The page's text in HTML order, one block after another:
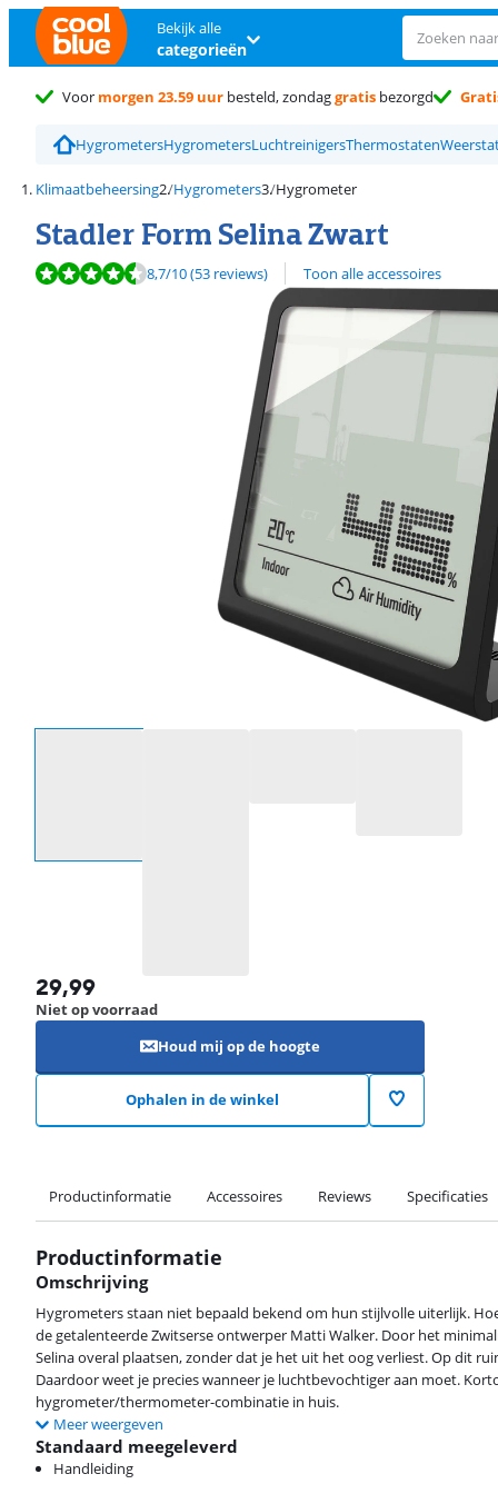
Bekijk alle
categorieën
Voor morgen 23.59 uur besteld, zondaggratis bezorgd
HygrometersHygrometersLuchtreinigersThermostaten
Klimaatbeheersing Hygrometers Hygrometer
Stadler Form Selina Zwart
Beoordeling is 8,7 van de 10, gebaseerd op 53 reviews.
8,7/10(53 reviews) Toon alle accessoires
29,99
Niet op voorraad
Houd mij op de hoogte
Ophalen in de winkel
Productinformatie Accessoires Reviews Specificaties
Productinformatie
Omschrijving
Hygrometers staan niet bepaald bekend om hun stijlvolle uiterlijk.
de getalenteerde Zwitserse ontwerper Matti Walker. Door het
Selina overal plaatsen, zonder dat je het uit het oog verliest. Op dit
Daardoor weet je precies wanneer je luchtbevochtiger aan moet.
hygrometer/thermometer-combinatie in huis.
Meer weergeven
Standaard meegeleverd
Handleiding